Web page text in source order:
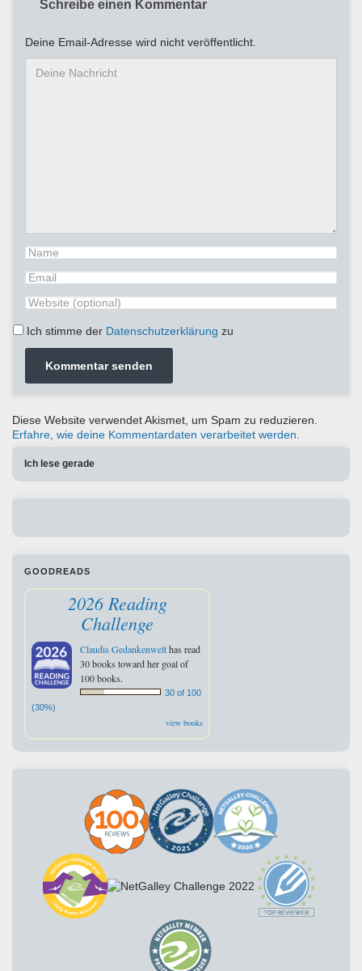
Schreibe einen Kommentar
Deine Email-Adresse wird nicht veröffentlicht.
Ich stimme der Datenschutzerklärung zu
Diese Website verwendet Akismet, um Spam zu reduzieren.
Erfahre, wie deine Kommentardaten verarbeitet werden.
Ich lese gerade
GOODREADS
2026 Reading
Challenge
Claudis Gedankenwelthas read
30 books toward her goal of
100 books.
30 of 100
(30%)
view books